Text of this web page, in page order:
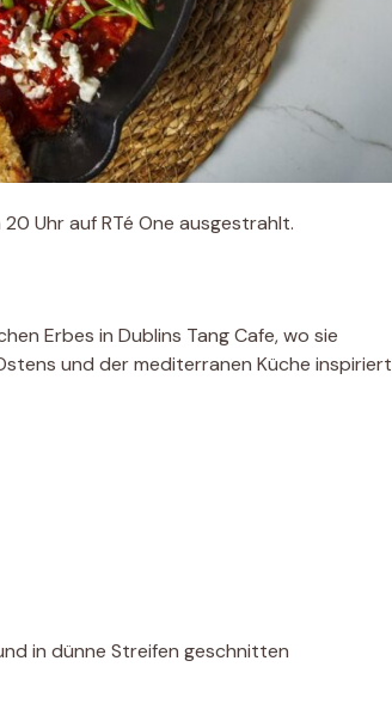
Uhr auf RTé One ausgestrahlt.
Erbes in Dublins Tang Cafe, wo sie
und der mediterranen Küche inspiriert
in dünne Streifen geschnitten